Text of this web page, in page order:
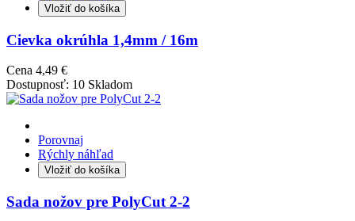
Vložiť do košíka
Cievka okrúhla 1,4mm / 16m
Cena 4,49 €
Dostupnosť: 10 Skladom
Porovnaj
Rýchly náhľad
Vložiť do košíka
Sada nožov pre PolyCut 2-2